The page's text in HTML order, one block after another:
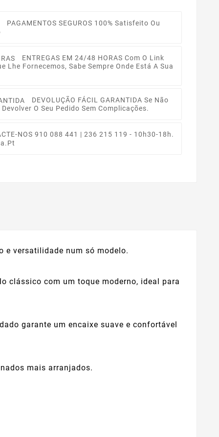
PAGAMENTOS SEGUROS 100% Satisfeito Ou
ENTREGAS EM 24/48 HORAS Com O Link
Lhe Fornecemos, Sabe Sempre Onde Está A Sua
DEVOLUÇÃO FÁCIL GARANTIDA Se Não
O Seu Pedido Sem Complicações.
NOS 910 088 441 | 236 215 119 - 10h30-18h.
e versatilidade num só modelo.
clássico com um toque moderno, ideal para
garante um encaixe suave e confortável
mais arranjados.